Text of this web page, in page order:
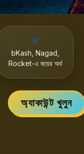
bKash, Nagad,
Rocket-এ জয়ের অর্থ
অ্যাকাউন্ট খুলুন